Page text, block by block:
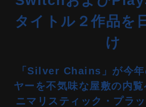
タイトル２作品を
け
「Silver Chains」が今年
ヤーを不気味な屋敷の内覧
ニマリスティック・プラ